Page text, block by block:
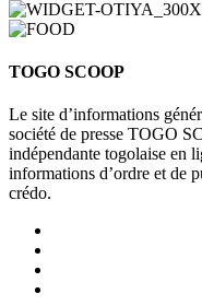
TOGO SCOOP
Le site d’informations
société de presse TOGO
indépendante togolaise en
informations d’ordre et de
crédo.